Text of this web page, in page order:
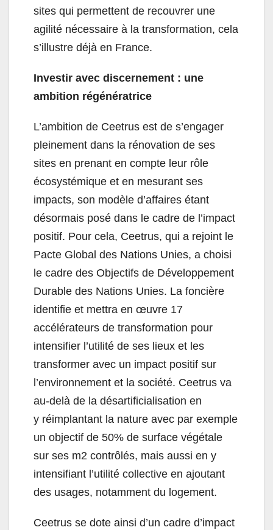
sites qui permettent de recouvrer une
agilité nécessaire à la transformation, cela
s’illustre déjà en France.
Investir avec discernement : une
ambition régénératrice
L’ambition de Ceetrus est de s’engager
pleinement dans la rénovation de ses
sites en prenant en compte leur rôle
écosystémique et en mesurant ses
impacts, son modèle d’affaires étant
désormais posé dans le cadre de l’impact
positif. Pour cela, Ceetrus, qui a rejoint le
Pacte Global des Nations Unies, a choisi
le cadre des Objectifs de Développement
Durable des Nations Unies. La foncière
identifie et mettra en œuvre 17
accélérateurs de transformation pour
intensifier l’utilité de ses lieux et les
transformer avec un impact positif sur
l’environnement et la société. Ceetrus va
au-delà de la désartificialisation en
y réimplantant la nature avec par exemple
un objectif de 50% de surface végétale
sur ses m2 contrôlés, mais aussi en y
intensifiant l’utilité collective en ajoutant
des usages, notamment du logement.
Ceetrus se dote ainsi d’un cadre d’impact